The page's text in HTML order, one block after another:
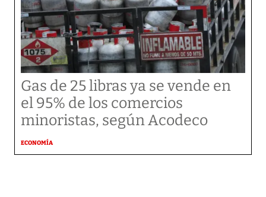
Gas de 25 libras ya se vende en
el 95% de los comercios
minoristas, según Acodeco
ECONOMÍA